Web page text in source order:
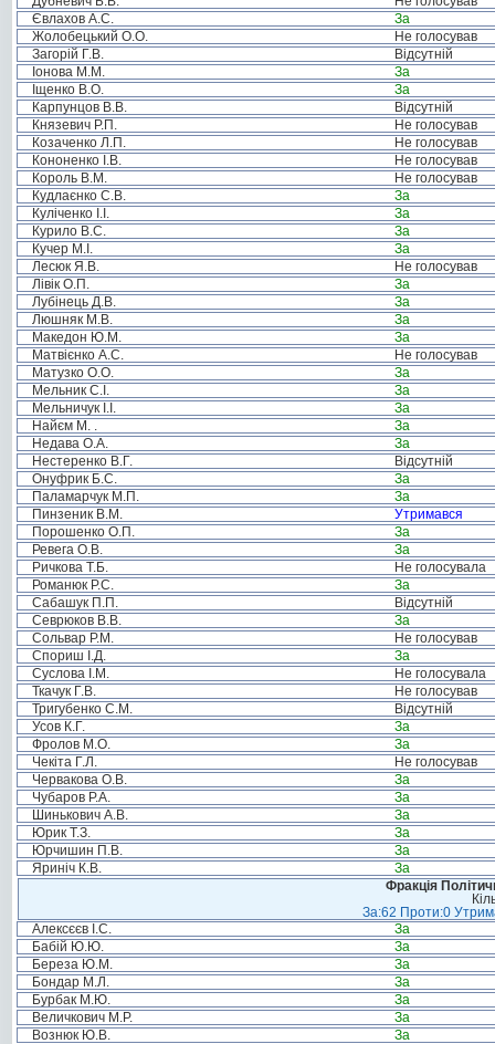
Євлахов А.С.
За
Жолобецький О.О.
Не голосував
Загорій Г.В.
Відсутній
Іонова М.М.
За
Іщенко В.О.
За
Карпунцов В.В.
Відсутній
Князевич Р.П.
Не голосував
Козаченко Л.П.
Не голосував
Кононенко І.В.
Не голосував
Король В.М.
Не голосував
Кудлаєнко С.В.
За
Куліченко І.І.
За
Курило В.С.
За
Кучер М.І.
За
Лесюк Я.В.
Не голосував
Лівік О.П.
За
Лубінець Д.В.
За
Люшняк М.В.
За
Македон Ю.М.
За
Матвієнко А.С.
Не голосував
Матузко О.О.
За
Мельник С.І.
За
Мельничук І.І.
За
Найєм М. .
За
Недава О.А.
За
Нестеренко В.Г.
Відсутній
Онуфрик Б.С.
За
Паламарчук М.П.
За
Пинзеник В.М.
Утримався
Порошенко О.П.
За
Ревега О.В.
За
Ричкова Т.Б.
Не голосувала
Романюк Р.С.
За
Сабашук П.П.
Відсутній
Севрюков В.В.
За
Сольвар Р.М.
Не голосував
Спориш І.Д.
За
Суслова І.М.
Не голосувала
Ткачук Г.В.
Не голосував
Тригубенко С.М.
Відсутній
Усов К.Г.
За
Фролов М.О.
За
Чекіта Г.Л.
Не голосував
Червакова О.В.
За
Чубаров Р.А.
За
Шинькович А.В.
За
Юрик Т.З.
За
Юрчишин П.В.
За
Яриніч К.В.
За
Фракція
За:62 Проти:0
Алексєєв І.С.
За
Бабій Ю.Ю.
За
Береза Ю.М.
За
Бондар М.Л.
За
Бурбак М.Ю.
За
Величкович М.Р.
За
Вознюк Ю.В.
За